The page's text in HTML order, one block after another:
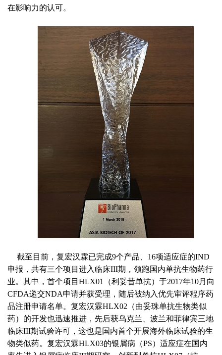
在影响力的认可。
截至目前，复宏汉霖已完成9个产品、16项适应症的IND
申报，共有三个项目进入临床III期，领跑国内单抗生物药行
业。其中，首个项目HLX01（利妥昔单抗）于2017年10月向
CFDA递交NDA申请并获受理，随后被纳入优先审评程序药
品注册申请名单。复宏汉霖HLX02（曲妥珠单抗生物类似
药）的开发也迅速推进，先后获乌克兰、波兰和菲律宾三地
临床III期试验许可，这也是国内首个开展海外临床试验的生
物类似药。复宏汉霖HLX03的银屑病（PS）适应症在国内